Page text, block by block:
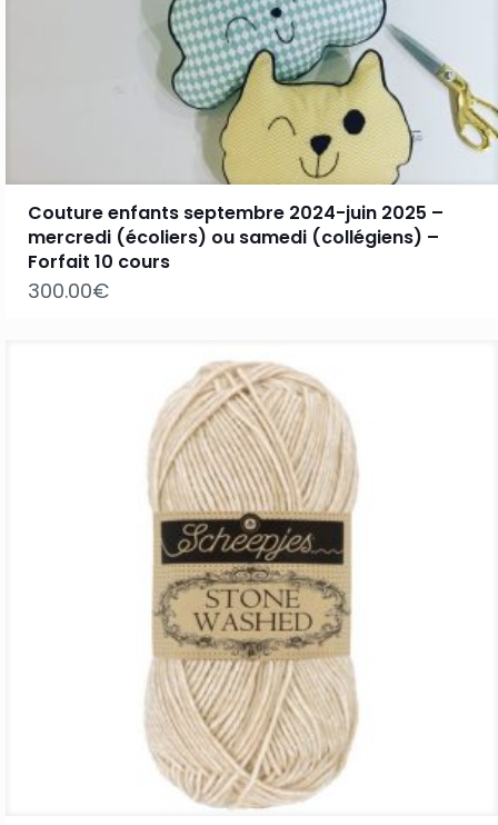
Couture enfants septembre 2024-juin 2025 –
mercredi (écoliers) ou samedi (collégiens) –
Forfait 10 cours
300.00€